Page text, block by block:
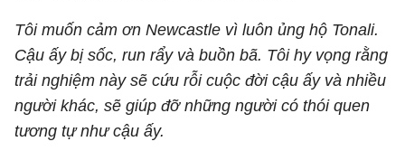
Tôi muốn cảm ơn Newcastle vì luôn ủng hộ Tonali.
Cậu ấy bị sốc, run rẩy và buồn bã. Tôi hy vọng rằng
trải nghiệm này sẽ cứu rỗi cuộc đời cậu ấy và nhiều
người khác, sẽ giúp đỡ những người có thói quen
tương tự như cậu ấy.